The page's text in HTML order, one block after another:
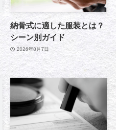
納骨式に適した服装とは？
シーン別ガイド
2026年8月7日